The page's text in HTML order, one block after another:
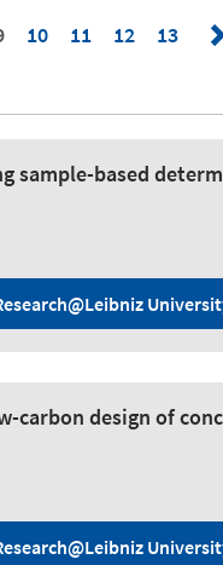
10 11 12 13
sample-based
design of